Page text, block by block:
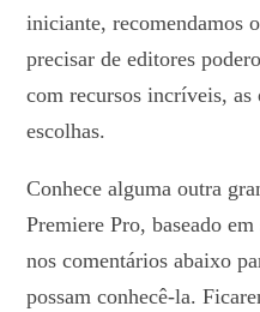
iniciante, recomendamos
precisar de editores
com recursos incríveis, as
escolhas.
Conhece alguma outra
Premiere Pro, baseado
nos comentários abaixo
possam conhecê-la.